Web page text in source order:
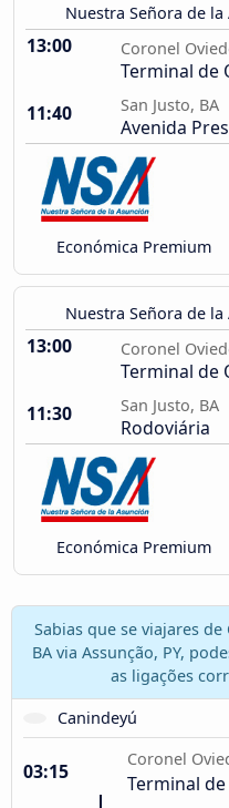
Nuestra Señora de la
13:00 Coronel
Terminal de
11:40
San Justo, BA
Avenida
Económica Premium
Nuestra Señora de la
13:00 Coronel
Terminal de
11:30
San Justo, BA
Rodoviária
Económica Premium
Sabias que se viajares
BA via Assunção, PY,
as ligações
Canindeyú
03:15
Coronel
Terminal